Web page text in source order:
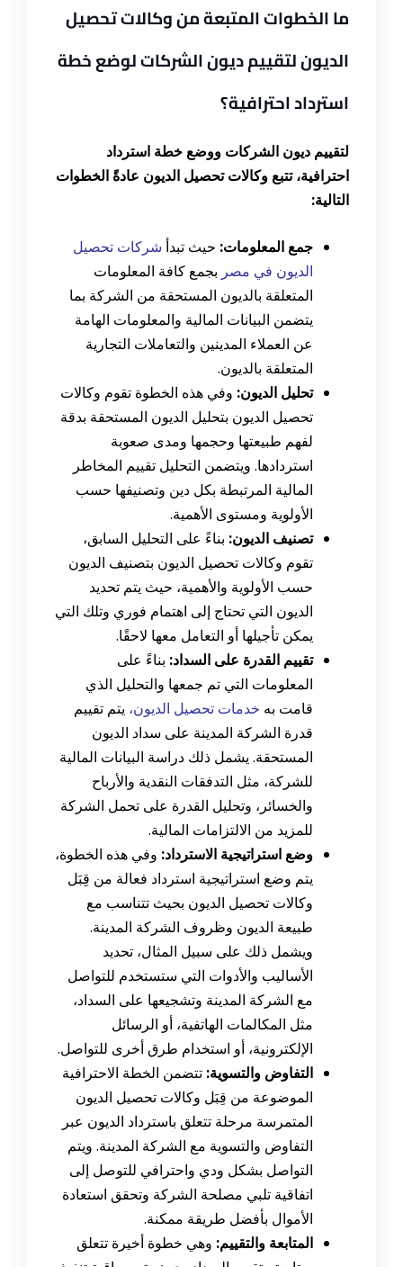
ما الخطوات المتبعة من وكالات تحصيل
الديون لتقييم ديون الشركات لوضع خطة
استرداد احترافية؟
لتقييم ديون الشركات ووضع خطة استرداد
احترافية، تتبع وكالات تحصيل الديون عادةً الخطوات
التالية:
جمع المعلومات: حيث تبدأ شركات تحصيل
الديون في مصر بجمع كافة المعلومات
المتعلقة بالديون المستحقة من الشركة بما
يتضمن البيانات المالية والمعلومات الهامة
عن العملاء المدينين والتعاملات التجارية
المتعلقة بالديون.
تحليل الديون: وفي هذه الخطوة تقوم وكالات
تحصيل الديون بتحليل الديون المستحقة بدقة
لفهم طبيعتها وحجمها ومدى صعوبة
استردادها. ويتضمن التحليل تقييم المخاطر
المالية المرتبطة بكل دين وتصنيفها حسب
الأولوية ومستوى الأهمية.
تصنيف الديون: بناءً على التحليل السابق،
تقوم وكالات تحصيل الديون بتصنيف الديون
حسب الأولوية والأهمية، حيث يتم تحديد
الديون التي تحتاج إلى اهتمام فوري وتلك التي
يمكن تأجيلها أو التعامل معها لاحقًا.
تقييم القدرة على السداد: بناءً على
المعلومات التي تم جمعها والتحليل الذي
قامت به خدمات تحصيل الديون، يتم تقييم
قدرة الشركة المدينة على سداد الديون
المستحقة. يشمل ذلك دراسة البيانات المالية
للشركة، مثل التدفقات النقدية والأرباح
والخسائر، وتحليل القدرة على تحمل الشركة
للمزيد من الالتزامات المالية.
وضع استراتيجية الاسترداد: وفي هذه الخطوة،
يتم وضع استراتيجية استرداد فعالة من قِبَل
وكالات تحصيل الديون بحيث تتناسب مع
طبيعة الديون وظروف الشركة المدينة.
ويشمل ذلك على سبيل المثال، تحديد
الأساليب والأدوات التي ستستخدم للتواصل
مع الشركة المدينة وتشجيعها على السداد،
مثل المكالمات الهاتفية، أو الرسائل
الإلكترونية، أو استخدام طرق أخرى للتواصل.
التفاوض والتسوية: تتضمن الخطة الاحترافية
الموضوعة من قِبَل وكالات تحصيل الديون
المتمرسة مرحلة تتعلق باسترداد الديون عبر
التفاوض والتسوية مع الشركة المدينة. ويتم
التواصل بشكل ودي واحترافي للتوصل إلى
اتفاقية تلبي مصلحة الشركة وتحقق استعادة
الأموال بأفضل طريقة ممكنة.
المتابعة والتقييم: وهي خطوة أخيرة تتعلق